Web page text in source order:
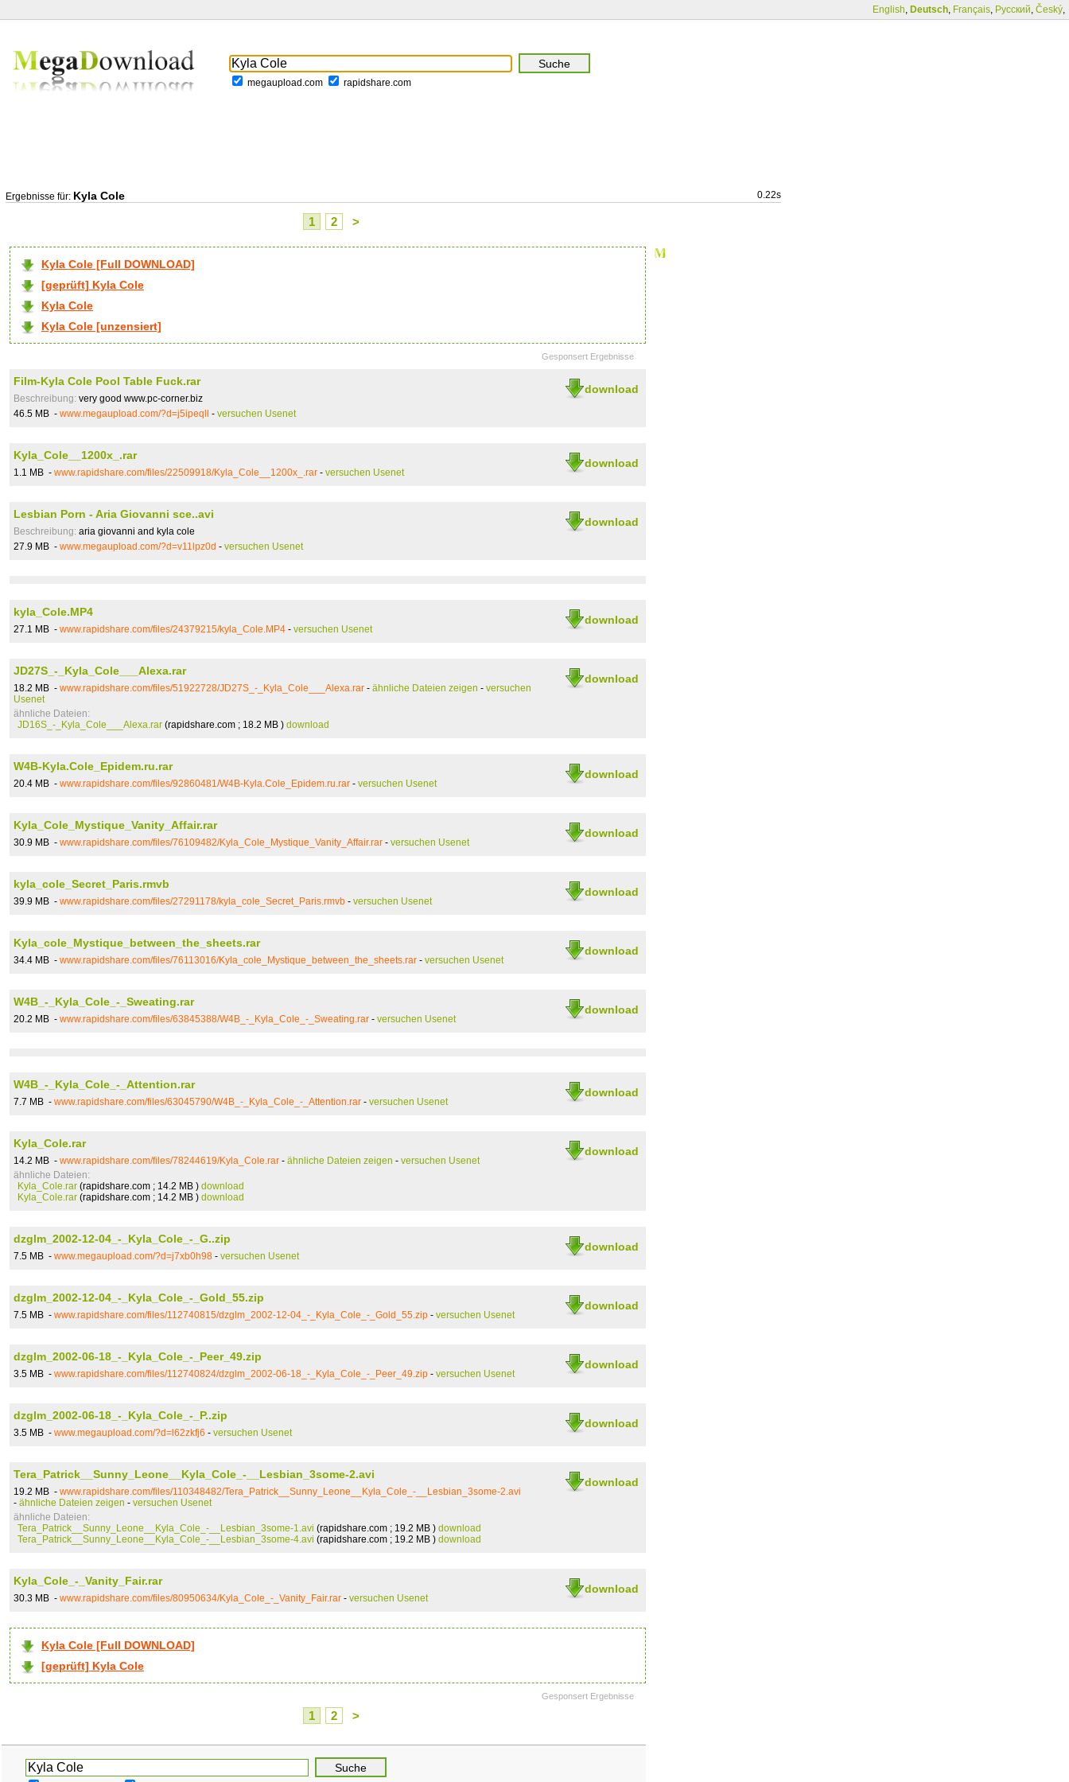
English, Deutsch, Français, Русский, Český,
megaupload.com rapidshare.com
Ergebnisse für: Kyla Cole 0.22s
1 2 >
Kyla Cole [Full DOWNLOAD]
[geprüft] Kyla Cole
Kyla Cole
Kyla Cole [unzensiert]
Gesponsert Ergebnisse
download
Film-Kyla Cole Pool Table Fuck.rar
Beschreibung: very good www.pc-corner.biz
46.5 MB - www.megaupload.com/?d=j5ipeqll - versuchen Usenet
download
Kyla_Cole__1200x_.rar
1.1 MB - www.rapidshare.com/files/22509918/Kyla_Cole__1200x_.rar - versuchen Usenet
download
Lesbian Porn - Aria Giovanni sce..avi
Beschreibung: aria giovanni and kyla cole
27.9 MB - www.megaupload.com/?d=v11lpz0d - versuchen Usenet
download
kyla_Cole.MP4
27.1 MB - www.rapidshare.com/files/24379215/kyla_Cole.MP4 - versuchen Usenet
download
JD27S_-_Kyla_Cole___Alexa.rar
18.2 MB - www.rapidshare.com/files/51922728/JD27S_-_Kyla_Cole___Alexa.rar - ähnliche Dateien zeigen - versuchen
Usenet
ähnliche Dateien:
JD16S_-_Kyla_Cole___Alexa.rar (rapidshare.com ; 18.2 MB ) download
download
W4B-Kyla.Cole_Epidem.ru.rar
20.4 MB - www.rapidshare.com/files/92860481/W4B-Kyla.Cole_Epidem.ru.rar - versuchen Usenet
download
Kyla_Cole_Mystique_Vanity_Affair.rar
30.9 MB - www.rapidshare.com/files/76109482/Kyla_Cole_Mystique_Vanity_Affair.rar - versuchen Usenet
download
kyla_cole_Secret_Paris.rmvb
39.9 MB - www.rapidshare.com/files/27291178/kyla_cole_Secret_Paris.rmvb - versuchen Usenet
download
Kyla_cole_Mystique_between_the_sheets.rar
34.4 MB - www.rapidshare.com/files/76113016/Kyla_cole_Mystique_between_the_sheets.rar - versuchen Usenet
download
W4B_-_Kyla_Cole_-_Sweating.rar
20.2 MB - www.rapidshare.com/files/63845388/W4B_-_Kyla_Cole_-_Sweating.rar - versuchen Usenet
download
W4B_-_Kyla_Cole_-_Attention.rar
7.7 MB - www.rapidshare.com/files/63045790/W4B_-_Kyla_Cole_-_Attention.rar - versuchen Usenet
download
Kyla_Cole.rar
14.2 MB - www.rapidshare.com/files/78244619/Kyla_Cole.rar - ähnliche Dateien zeigen - versuchen Usenet
ähnliche Dateien:
Kyla_Cole.rar (rapidshare.com ; 14.2 MB ) download
Kyla_Cole.rar (rapidshare.com ; 14.2 MB ) download
download
dzglm_2002-12-04_-_Kyla_Cole_-_G..zip
7.5 MB - www.megaupload.com/?d=j7xb0h98 - versuchen Usenet
download
dzglm_2002-12-04_-_Kyla_Cole_-_Gold_55.zip
7.5 MB - www.rapidshare.com/files/112740815/dzglm_2002-12-04_-_Kyla_Cole_-_Gold_55.zip - versuchen Usenet
download
dzglm_2002-06-18_-_Kyla_Cole_-_Peer_49.zip
3.5 MB - www.rapidshare.com/files/112740824/dzglm_2002-06-18_-_Kyla_Cole_-_Peer_49.zip - versuchen Usenet
download
dzglm_2002-06-18_-_Kyla_Cole_-_P..zip
3.5 MB - www.megaupload.com/?d=l62zkfj6 - versuchen Usenet
download
Tera_Patrick__Sunny_Leone__Kyla_Cole_-__Lesbian_3some-2.avi
19.2 MB - www.rapidshare.com/files/110348482/Tera_Patrick__Sunny_Leone__Kyla_Cole_-__Lesbian_3some-2.avi
- ähnliche Dateien zeigen - versuchen Usenet
ähnliche Dateien:
Tera_Patrick__Sunny_Leone__Kyla_Cole_-__Lesbian_3some-1.avi (rapidshare.com ; 19.2 MB ) download
Tera_Patrick__Sunny_Leone__Kyla_Cole_-__Lesbian_3some-4.avi (rapidshare.com ; 19.2 MB ) download
download
Kyla_Cole_-_Vanity_Fair.rar
30.3 MB - www.rapidshare.com/files/80950634/Kyla_Cole_-_Vanity_Fair.rar - versuchen Usenet
Kyla Cole [Full DOWNLOAD]
[geprüft] Kyla Cole
Gesponsert Ergebnisse
1 2 >